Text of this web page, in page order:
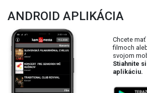
ANDROID APLIKÁCIA
Chcete
filmoch
svojom
Stiahnite
aplikáciu.